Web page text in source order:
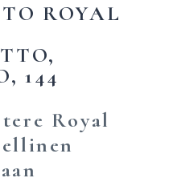
ROYAL
144
Royal